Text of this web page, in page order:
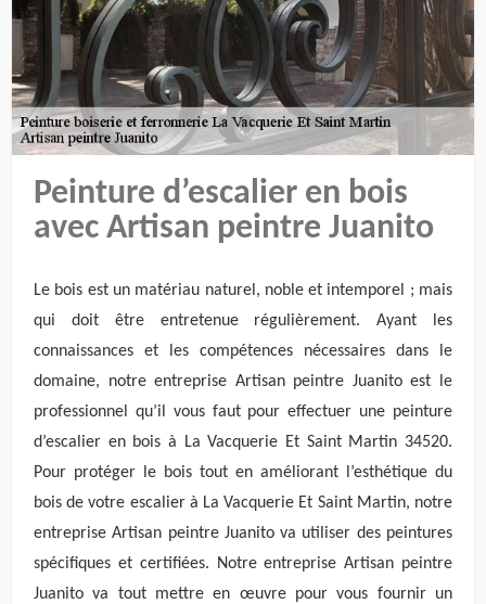
Peinture d’escalier en bois
avec Artisan peintre Juanito
Le bois est un matériau naturel, noble et intemporel ; mais
qui doit être entretenue régulièrement. Ayant les
connaissances et les compétences nécessaires dans le
domaine, notre entreprise Artisan peintre Juanito est le
professionnel qu’il vous faut pour effectuer une peinture
d’escalier en bois à La Vacquerie Et Saint Martin 34520.
Pour protéger le bois tout en améliorant l’esthétique du
bois de votre escalier à La Vacquerie Et Saint Martin, notre
entreprise Artisan peintre Juanito va utiliser des peintures
spécifiques et certifiées. Notre entreprise Artisan peintre
Juanito va tout mettre en œuvre pour vous fournir un